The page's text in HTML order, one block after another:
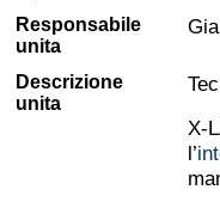
Responsabile
unita
Descrizione
unita
X-
l’